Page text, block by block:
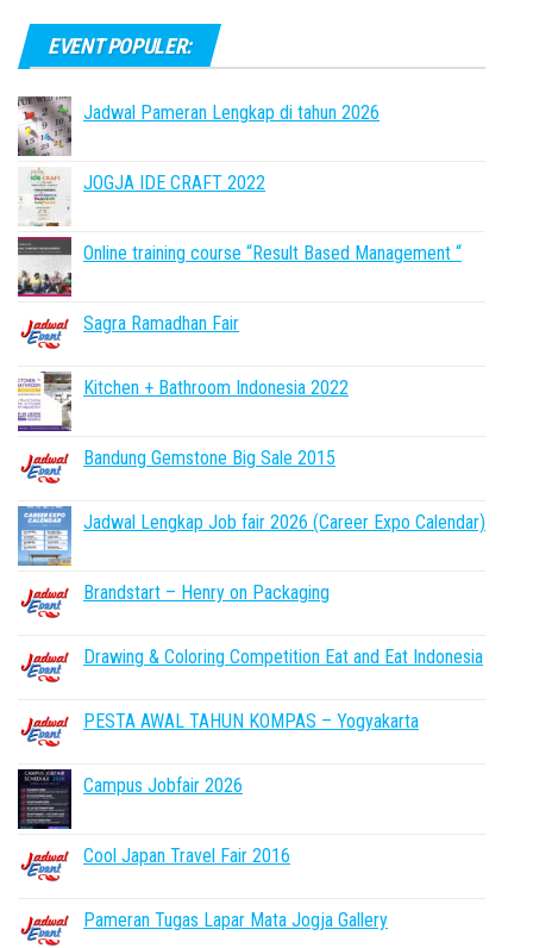
EVENT POPULER:
Jadwal Pameran Lengkap di tahun 2026
JOGJA IDE CRAFT 2022
Online training course “Result Based Management “
Sagra Ramadhan Fair
Kitchen + Bathroom Indonesia 2022
Bandung Gemstone Big Sale 2015
Jadwal Lengkap Job fair 2026 (Career Expo Calendar)
Brandstart – Henry on Packaging
Drawing & Coloring Competition Eat and Eat Indonesia
PESTA AWAL TAHUN KOMPAS – Yogyakarta
Campus Jobfair 2026
Cool Japan Travel Fair 2016
Pameran Tugas Lapar Mata Jogja Gallery